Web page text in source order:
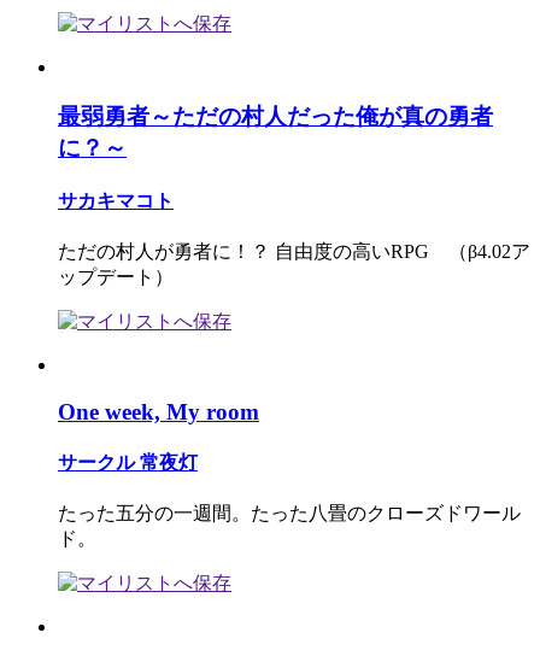
最弱勇者～ただの村人だった俺が真の勇者
に？～
サカキマコト
ただの村人が勇者に！？ 自由度の高いRPG （β4.02ア
ップデート）
One week, My room
サークル 常夜灯
たった五分の一週間。たった八畳のクローズドワール
ド。